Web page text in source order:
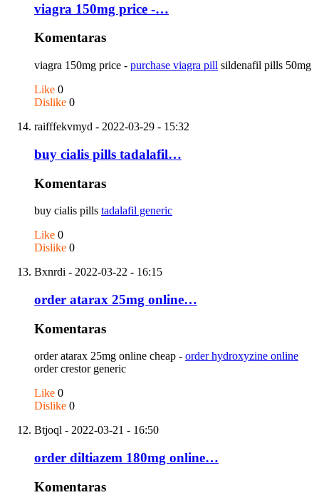
viagra 150mg price -…
Komentaras
viagra 150mg price - purchase viagra pill sildenafil pills 50mg
Like 0
Dislike 0
raifffekvmyd - 2022-03-29 - 15:32
buy cialis pills tadalafil…
Komentaras
buy cialis pills tadalafil generic
Like 0
Dislike 0
Bxnrdi - 2022-03-22 - 16:15
order atarax 25mg online…
Komentaras
order atarax 25mg online cheap - order hydroxyzine online
order crestor generic
Like 0
Dislike 0
Btjoql - 2022-03-21 - 16:50
order diltiazem 180mg online…
Komentaras